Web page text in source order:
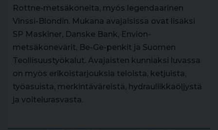
Rottne-metsäkoneita, myös legendaarinen
Vinssi-Blondin. Mukana avajaisissa ovat lisäksi
SP Maskiner, Danske Bank, Envion-
metsäkonevärit, Be-Ge-penkit ja Suomen
Teollisuustyökalut. Avajaisten kunniaksi luvassa
on myös erikoistarjouksia teloista, ketjuista,
työasuista, merkintäväreistä, hydrauliikkaöljystä
ja voitelurasvasta.